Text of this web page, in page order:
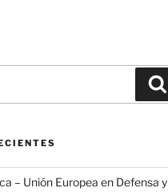
– Unión Europea en Defensa y